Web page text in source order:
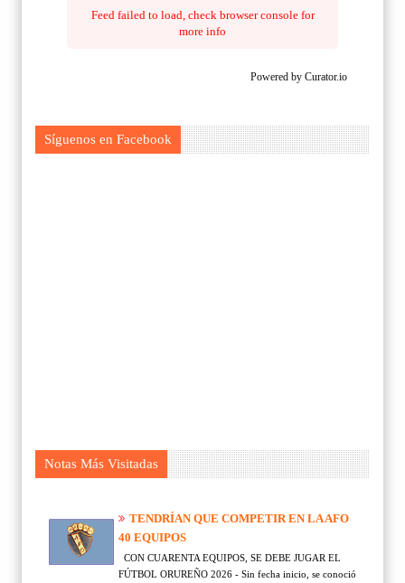
Feed failed to load, check browser console for
more info
Powered by Curator.io
Síguenos en Facebook
Notas Más Visitadas
TENDRÍAN QUE COMPETIR EN LA AFO
40 EQUIPOS
CON CUARENTA EQUIPOS, SE DEBE JUGAR EL
FÚTBOL ORUREÑO 2026 - Sin fecha inicio, se conoció